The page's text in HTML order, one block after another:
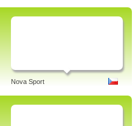
Nova Sport